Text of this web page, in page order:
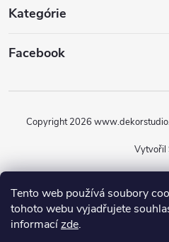
Tento web používá soubory
tohoto webu vyjadřujete
informacízde.
Kategórie
Facebook
Vytvořil
Copyright 2026